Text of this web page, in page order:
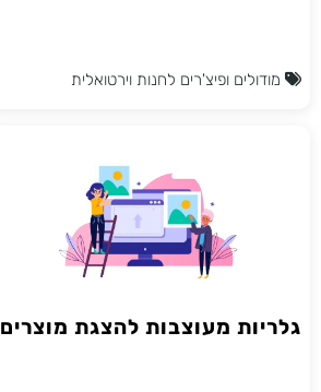
מודולים ופיצ'רים לחנות וירטואלית
גלריות מעוצבות להצגת מוצרים